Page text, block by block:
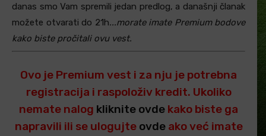
danas smo Vam spremili jedan predlog, a današnji članak
možete otvarati do 21h...morate imate Premium bodove
kako biste pročitali ovu vest.
Ovo je Premium vest i za nju je potrebna
registracija i raspoloživ kredit. Ukoliko
nemate nalog kliknite ovde kako biste ga
napravili ili se ulogujte ovdeako već imate